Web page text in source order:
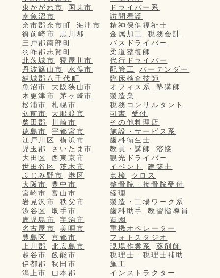
東かがわ市
国東市
南魚沼市
余市郡余市町
海津市
御前崎市
黒川郡
三戸郡南部町
羽咋郡志賀町
北茨城市
寝屋川市
丹波篠山市
水俣市
結城郡八千代町
魚沼市
大阪狭山市
木更津市
茅ヶ崎市
松浦市
札幌市
弘前市
大船渡市
柴田郡
川崎市
徳島市
宇都宮市
江戸川区
横浜市
児玉郡
さいたま市
大田区
西東京市
世田谷区
茨木市
ふじみ野市
港区
大阪市
豊中市
宮崎市
富山市
岩見沢市
秩父市
渋谷区
取手市
鹿児島市
宇治市
名古屋市
美唄市
豊島区
京都市
上川郡
北広島市
越谷市
飯能市
伊都郡
秋田市
潟上市
山本郡
ドライバー系
訪問看護
精神保健福祉士
金属加工
税務会計
バスドライバー
柔道整復師
代行ドライバー
配管工
バーテンダー
臨床検査技師
オフィス系
塾講師
製造業
税務コンサルタント
司書
受付
その他料理店
施設・サービス系
歯科衛生士
教員・講師
溶接
観光ドライバー
イベント
建築士
点検
クロス
整骨院・接骨院受付
経理
製造・工場ワーク系
歯科助手
教習指導員
造園
重機オペレーター
フォトスタジオ
現場作業系
薬剤師
税理士・税理士補助
施工
インストラクター